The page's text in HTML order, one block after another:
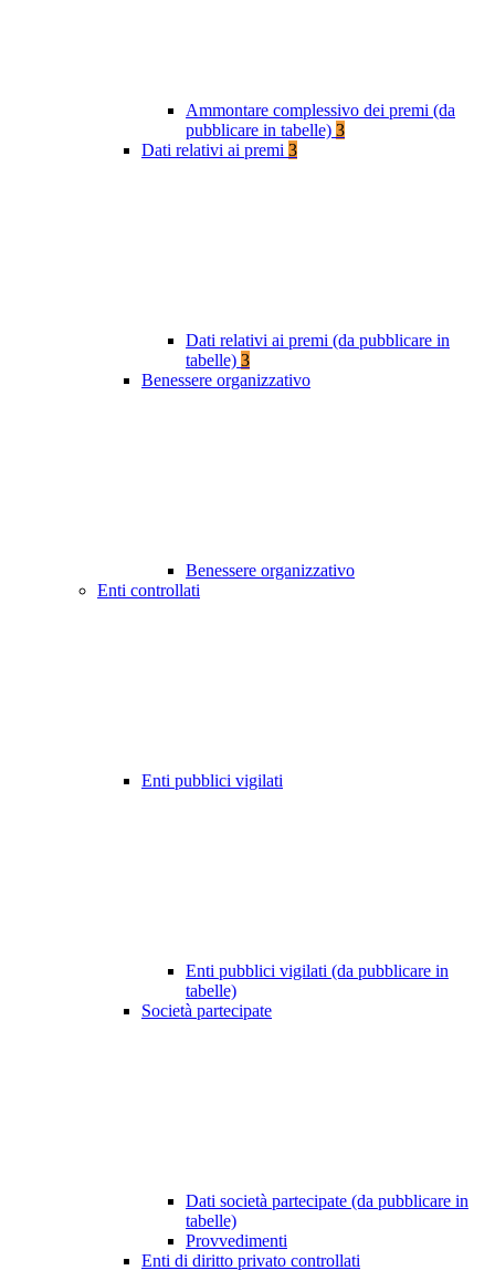
Ammontare complessivo dei premi (da
pubblicare in tabelle) 3
Dati relativi ai premi 3
Dati relativi ai premi (da pubblicare in
tabelle) 3
Benessere organizzativo
Benessere organizzativo
Enti controllati
Enti pubblici vigilati
Enti pubblici vigilati (da pubblicare in
tabelle)
Società partecipate
Dati società partecipate (da pubblicare in
tabelle)
Provvedimenti
Enti di diritto privato controllati